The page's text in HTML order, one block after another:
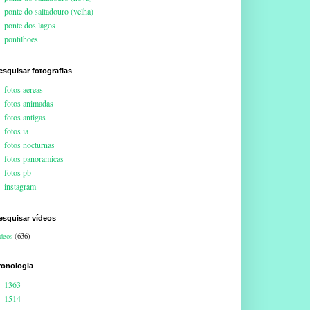
ponte do saltadouro (velha)
ponte dos lagos
pontilhoes
fotografias
fotos aereas
fotos animadas
fotos antigas
fotos ia
fotos nocturnas
fotos panoramicas
fotos pb
instagram
vídeos
(636)
1363
1514